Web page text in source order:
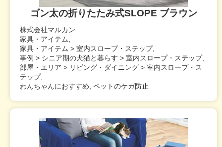
ゴン太の折りたたみ式SLOPE ブラウン
株式会社マルカン
家具・アイテム,
家具・アイテム > 室内スロープ・ステップ,
事例 > シニア期の犬猫と暮らす > 室内スロープ・ステップ,
部屋・エリア > リビング・ダイニング > 室内スロープ・ス
テップ,
わんちゃんにおすすめ, ペットのケガ防止